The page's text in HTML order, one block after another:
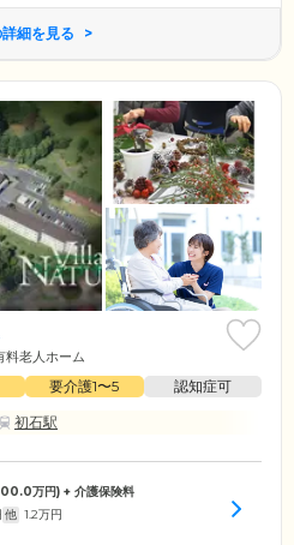
細を見る
料老人ホーム
要介護1〜5
認知症可
初石駅
万円) + 介護保険料
他 1.2万円